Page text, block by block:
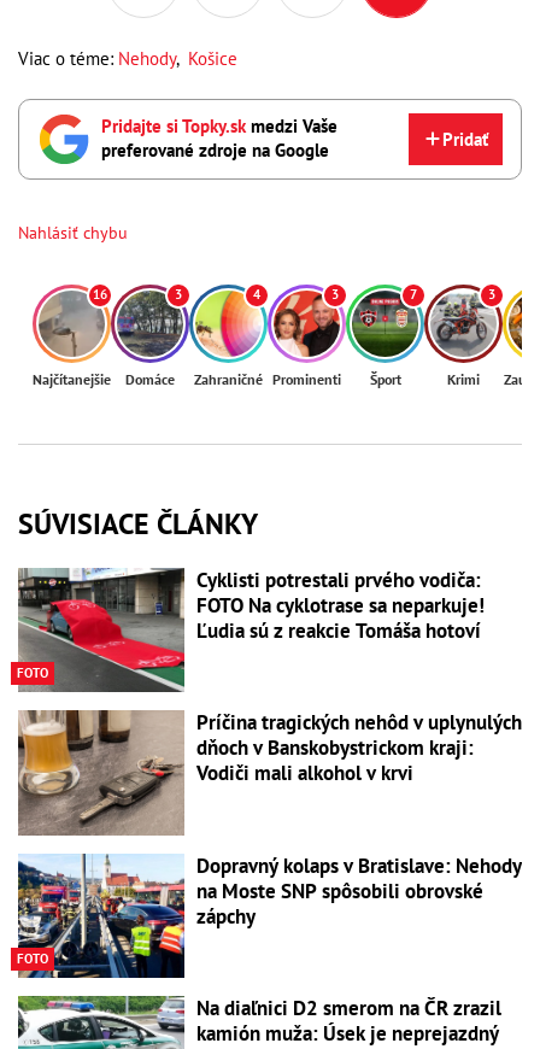
Viac o téme: Nehody, Košice
Pridajte si Topky.skmedzi Vaše
preferované zdroje na Google
Pridať
Nahlásiť chybu
16
Najčítanejšie
3
Domáce
4
Zahraničné
3
Prominenti
7
Šport
3
Krimi
SÚVISIACE ČLÁNKY
FOTO
Cyklisti potrestali prvého vodiča:
FOTO Na cyklotrase sa neparkuje!
Ľudia sú z reakcie Tomáša hotoví
Príčina tragických nehôd v uplynulých
dňoch v Banskobystrickom kraji:
Vodiči mali alkohol v krvi
FOTO
Dopravný kolaps v Bratislave: Nehody
na Moste SNP spôsobili obrovské
zápchy
Na diaľnici D2 smerom na ČR zrazil
kamión muža: Úsek je neprejazdný